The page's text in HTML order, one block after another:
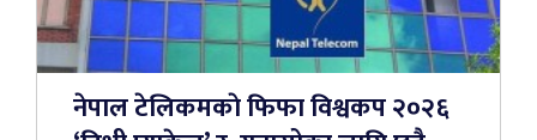
नेपाल टेलिकमकाे फिफा विश्वकप २०२६